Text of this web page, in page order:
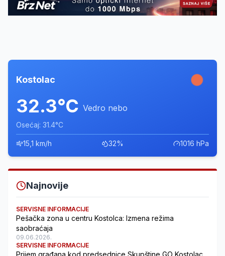
Kostolac
32.3°C Vedro nebo
Osećaj: 31.4°C
15,1 km/h 32% 1016 hPa
Najnovije
SERVISNE INFORMACIJE
Pešačka zona u centru Kostolca: Izmena režima
saobraćaja
09.06.2026.
SERVISNE INFORMACIJE